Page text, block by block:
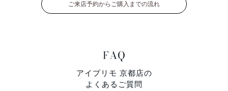
ご来店予約からご購入までの流れ
FAQ
アイプリモ 京都店の
よくあるご質問